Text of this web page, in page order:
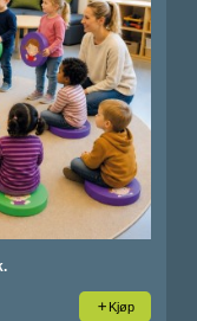
Kjøp